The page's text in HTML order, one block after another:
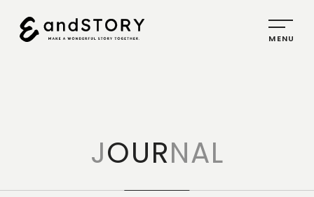
SERVICE
PLANNING
CREATIVE
JOURNAL